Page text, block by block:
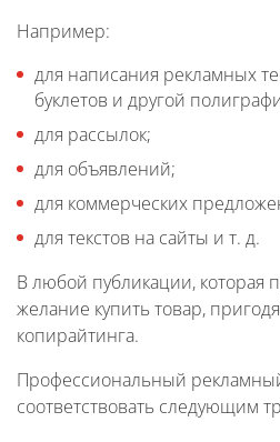
Например:
для написания рекламных
буклетов и другой
для рассылок;
для объявлений;
для коммерческих
для текстов на сайты и т. д.
В любой публикации, которая
желание купить товар,
копирайтинга.
Профессиональный
соответствовать следующим